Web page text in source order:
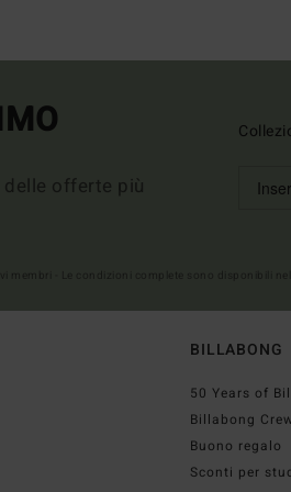
offerte più
BILLABONG
50 Years of
Billabong
Buono regalo
Sconti per